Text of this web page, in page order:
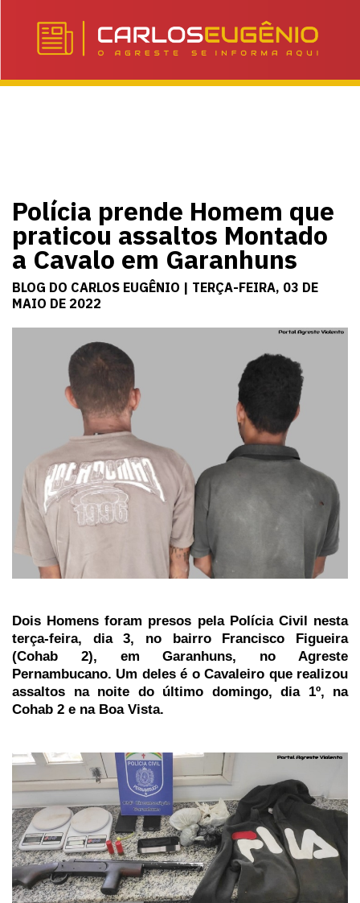
Polícia prende Homem que
praticou assaltos Montado
a Cavalo em Garanhuns
BLOG DO CARLOS EUGÊNIO | TERÇA-FEIRA, 03 DE
MAIO DE 2022
Dois Homens foram presos pela Polícia Civil nesta
terça-feira, dia 3, no bairro Francisco Figueira
(Cohab 2), em Garanhuns, no Agreste
Pernambucano. Um deles é o Cavaleiro que realizou
assaltos na noite do último domingo, dia 1º, na
Cohab 2 e na Boa Vista.